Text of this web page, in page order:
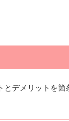
とデメリットを箇